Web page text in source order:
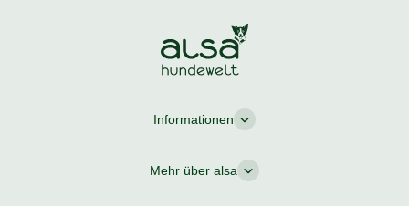
Informationen
Mehr über alsa